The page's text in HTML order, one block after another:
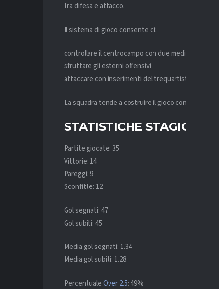
tra difesa e attacco.
Il sistema di gioco consente di:
controllare il centrocampo con due mediani
sfruttare gli esterni offensivi
attaccare con inserimenti del trequartista
La squadra tende a costruire il gioco con pazienza
STATISTICHE STAGIONALI
Partite giocate: 35
Vittorie: 14
Pareggi: 9
Sconfitte: 12
Gol segnati: 47
Gol subiti: 45
Media gol segnati: 1.34
Media gol subiti: 1.28
PercentualeOver 2.5: 49%